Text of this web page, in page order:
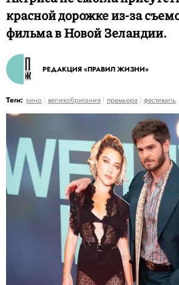
красной дорожке из-за
фильма в Новой Зеландии.
РЕДАКЦИЯ «ПРАВИЛ ЖИЗНИ»
Теги: кино великобритания премьера фестиваль